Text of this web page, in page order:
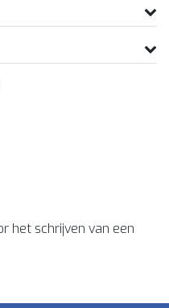
het schrijven van een